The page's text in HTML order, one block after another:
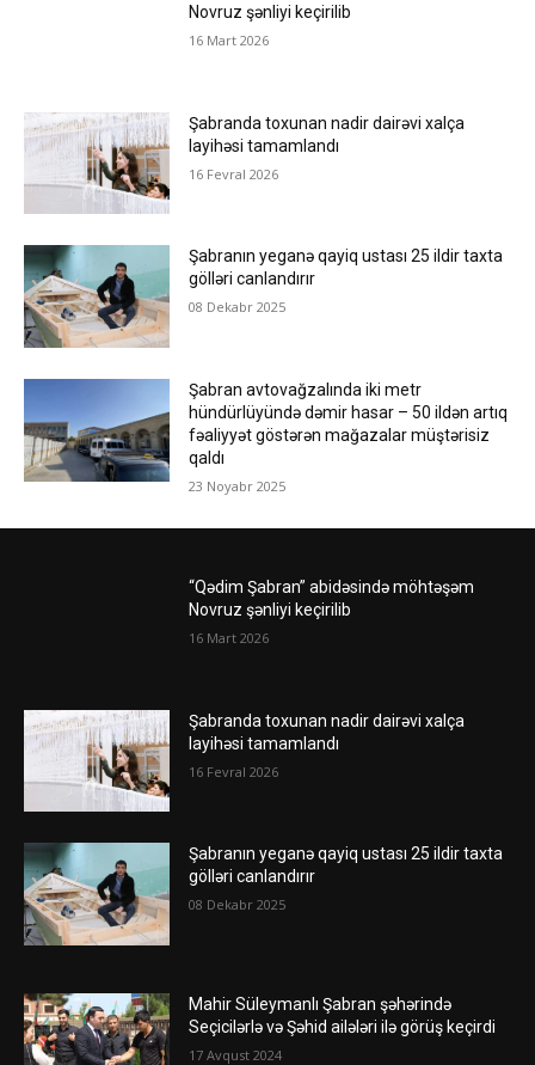
Novruz şənliyi keçirilib
16 Mart 2026
Şabranda toxunan nadir dairəvi xalça
layihəsi tamamlandı
16 Fevral 2026
Şabranın yeganə qayiq ustası 25 ildir taxta
gölləri canlandırır
08 Dekabr 2025
Şabran avtovağzalında iki metr
hündürlüyündə dəmir hasar – 50 ildən artıq
fəaliyyət göstərən mağazalar müştərisiz
qaldı
23 Noyabr 2025
“Qədim Şabran” abidəsində möhtəşəm
Novruz şənliyi keçirilib
16 Mart 2026
Şabranda toxunan nadir dairəvi xalça
layihəsi tamamlandı
16 Fevral 2026
Şabranın yeganə qayiq ustası 25 ildir taxta
gölləri canlandırır
08 Dekabr 2025
Mahir Süleymanlı Şabran şəhərində
Seçicilərlə və Şəhid ailələri ilə görüş keçirdi
17 Avqust 2024